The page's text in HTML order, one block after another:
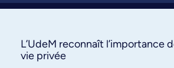
À propos / Nous joindre
L’UdeM reconnaît l’importance
vie privée